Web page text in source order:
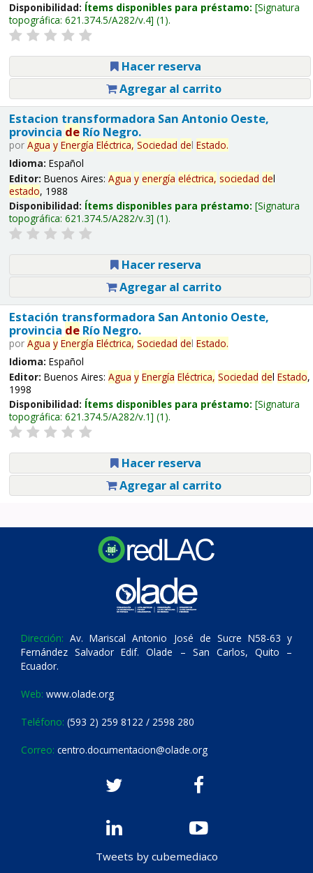
Disponibilidad: Ítems disponibles para préstamo: Signatura
topográfica: 621.374.5/A282/v.4 (1).
Hacer reserva
Agregar al carrito
Estacion transformadora San Antonio Oeste,
provincia deRío Negro.
por Agua y Energía Eléctrica, Sociedad del Estado.
Idioma: Español
Editor: Buenos Aires: Agua y energía eléctrica, sociedad del
estado, 1988
Disponibilidad: Ítems disponibles para préstamo: Signatura
topográfica: 621.374.5/A282/v.3 (1).
Hacer reserva
Agregar al carrito
Estación transformadora San Antonio Oeste,
provincia deRío Negro.
por Agua y Energía Eléctrica, Sociedad del Estado.
Idioma: Español
Editor: Buenos Aires: Agua y Energía Eléctrica, Sociedad del Estado,
1998
Disponibilidad: Ítems disponibles para préstamo: Signatura
topográfica: 621.374.5/A282/v.1 (1).
Hacer reserva
Agregar al carrito
Dirección: Av. Mariscal Antonio José de Sucre N58-63 y
Fernández Salvador Edif. Olade – San Carlos, Quito –
Ecuador.
Web: www.olade.org
Teléfono: (593 2) 259 8122 / 2598 280
Correo: centro.documentacion@olade.org
Tweets by cubemediaco